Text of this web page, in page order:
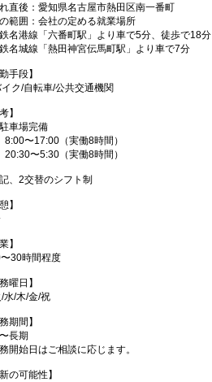
直後：愛知県名古屋市熱田区南一番町
範囲：会社の定める就業場所
名港線「六番町駅」より車で5分、徒歩で18分
名城線「熱田神宮伝馬町駅」より車で7分
手段】
ク/自転車/公共交通機関
】
車場完備
8:00〜17:00（実働8時間）
20:30〜5:30（実働8時間）
、2交替のシフト制
】
】
30時間程度
曜日】
/水/木/金/祝
期間】
長期
開始日はご相談に応じます。
新の可能性】